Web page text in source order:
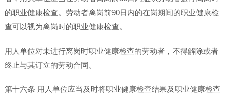
的职业健康检查。劳动者离岗前90日内的在岗期间的职业健康检
查可以视为离岗时的职业健康检查。
用人单位对未进行离岗时职业健康检查的劳动者，不得解除或者
终止与其订立的劳动合同。
第十六条 用人单位应当及时将职业健康检查结果及职业健康检查